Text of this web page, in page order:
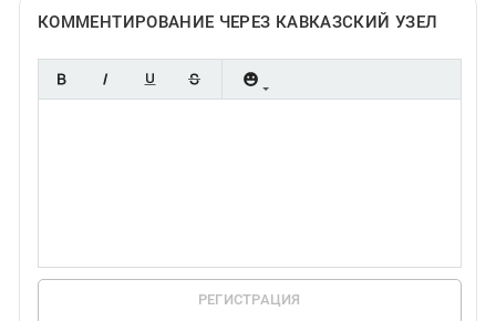
КОММЕНТИРОВАНИЕ ЧЕРЕЗ КАВКАЗСКИЙ УЗЕЛ
РЕГИСТРАЦИЯ